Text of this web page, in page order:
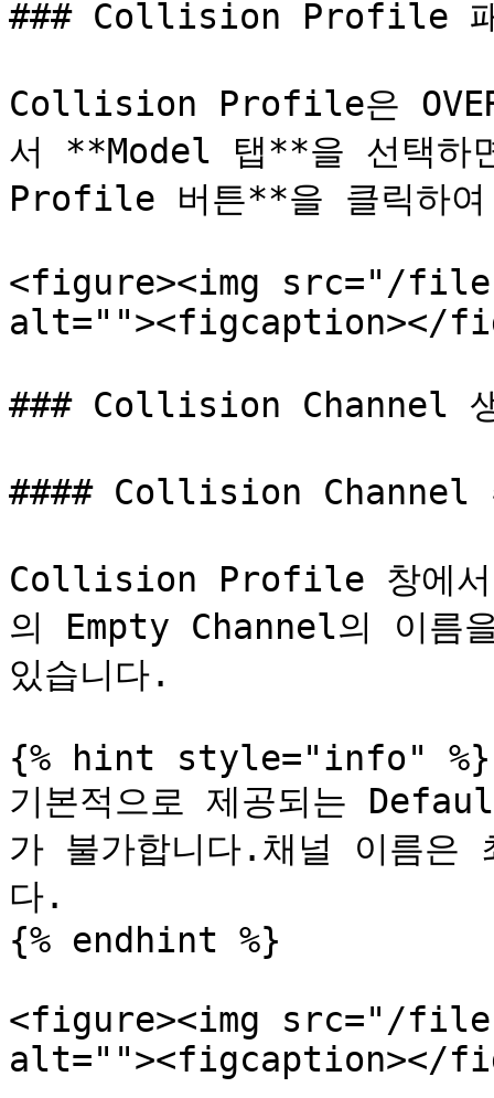
### Collision Profile 패
Collision Profile은
서 **Model 탭**을 선택
Profile 버튼**을 클릭하여
<figure><img src="/files/
alt=""><figcaption></
### Collision Channel
#### Collision Channel
Collision Profile 창에
의 Empty Channel의 이름
있습니다.
{% hint style="info" %}
기본적으로 제공되는
가 불가합니다.채널 이름은
다.
{% endhint %}
<figure><img src="/files/
alt=""><figcaption></